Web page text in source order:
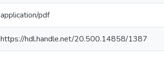
application/pdf
https://hdl.handle.net/20.500.14858/1387